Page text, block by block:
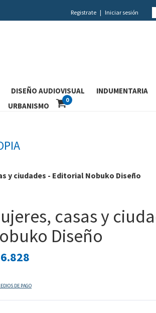
Registrate | Iniciar sesión
DISEÑO AUDIOVISUAL INDUMENTARIA
URBANISMO
0
y ciudades - Editorial Nobuko Diseño
casas y
Diseño
DE PAGO